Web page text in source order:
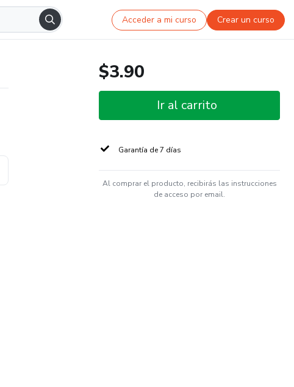
Acceder a mi curso Crear un curso
$3.90
Ir al carrito
Garantía de 7 días
Al comprar el producto, recibirás las instrucciones
de acceso por email.